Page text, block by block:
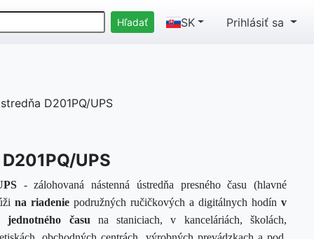
SK Prihlásiť sa
D201PQ/UPS
UPS
- zálohovaná nástenná ústredňa presného času (hlavné
na riadenie podružných ručičkových a digitálnych hodín v
jednotného času na staniciach, v kanceláriách, školách,